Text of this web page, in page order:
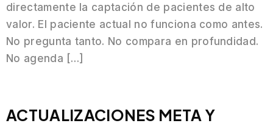
directamente la captación de pacientes de alto
valor. El paciente actual no funciona como antes.
No pregunta tanto. No compara en profundidad.
No agenda […]
ACTUALIZACIONES META Y